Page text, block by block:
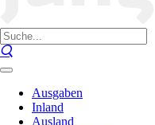
Ausgaben
Inland
Ausland